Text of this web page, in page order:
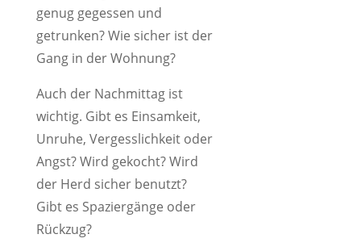
genug gegessen und
getrunken? Wie sicher ist der
Gang in der Wohnung?
Auch der Nachmittag ist
wichtig. Gibt es Einsamkeit,
Unruhe, Vergesslichkeit oder
Angst? Wird gekocht? Wird
der Herd sicher benutzt?
Gibt es Spaziergänge oder
Rückzug?